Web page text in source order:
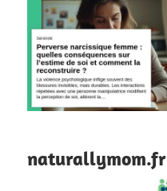
naturallymom.fr